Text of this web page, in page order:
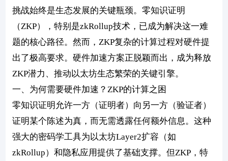
挑战始终是生态发展的关键瓶颈。零知识证明
（ZKP），特别是zkRollup技术，已成为解决这一难
题的核心路径。然而，ZKP复杂的计算过程对硬件提
出了极高要求。硬件加速方案正脱颖而出，成为释放
ZKP潜力、推动以太坊生态繁荣的关键引擎。
一、为何需要硬件加速？ZKP的计算之困
零知识证明允许一方（证明者）向另一方（验证者）
证明某个陈述为真，而无需透露任何额外信息。这种
强大的密码学工具为以太坊Layer2扩容（如
zkRollup）和隐私应用提供了基础支撑。但ZKP，特